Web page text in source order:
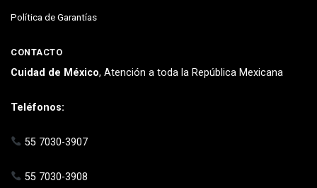
Política de Garantías
CONTACTO
Cuidad de México, Atención a toda la República Mexicana
Teléfonos:
55 7030-3907
55 7030-3908